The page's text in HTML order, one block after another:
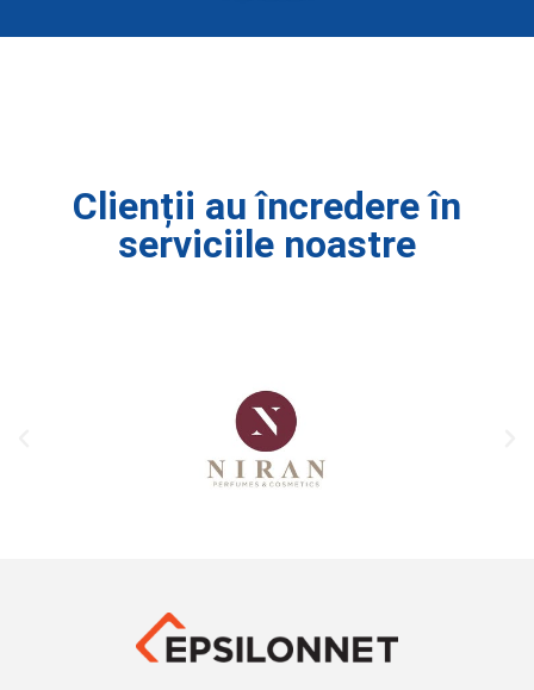
Clienții au încredere în
serviciile noastre